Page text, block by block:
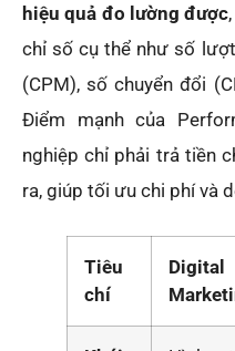
hiệu quả đo lường được
chỉ số cụ thể như số
(CPM), số chuyển đổi
Điểm mạnh của
nghiệp chỉ phải trả tiền
ra, giúp tối ưu chi phí và
Tiêu
chí
Digital